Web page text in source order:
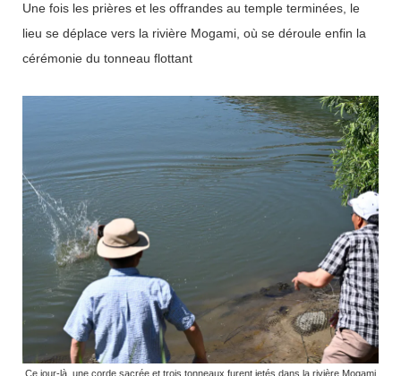
Une fois les prières et les offrandes au temple terminées, le
lieu se déplace vers la rivière Mogami, où se déroule enfin la
cérémonie du tonneau flottant
Ce jour-là, une corde sacrée et trois tonneaux furent jetés dans la rivière Mogami